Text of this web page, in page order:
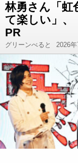
林勇さん「虹
て楽しい」、
PR
グリーンべると 2026年